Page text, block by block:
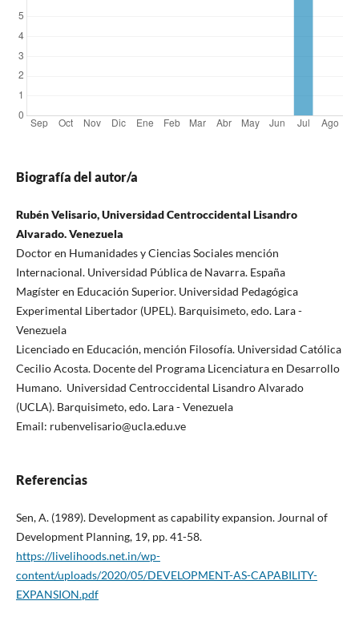
Biografía del autor/a
Rubén Velisario, Universidad Centroccidental Lisandro
Alvarado. Venezuela
Doctor en Humanidades y Ciencias Sociales mención
Internacional. Universidad Pública de Navarra. España
Magíster en Educación Superior. Universidad Pedagógica
Experimental Libertador (UPEL). Barquisimeto, edo. Lara -
Venezuela
Licenciado en Educación, mención Filosofía. Universidad Católica
Cecilio Acosta. Docente del Programa Licenciatura en Desarrollo
Humano. Universidad Centroccidental Lisandro Alvarado
(UCLA). Barquisimeto, edo. Lara - Venezuela
Email: rubenvelisario@ucla.edu.ve
Referencias
Sen, A. (1989). Development as capability expansion. Journal of
Development Planning, 19, pp. 41-58.
https://livelihoods.net.in/wp-
content/uploads/2020/05/DEVELOPMENT-AS-CAPABILITY-
EXPANSION.pdf